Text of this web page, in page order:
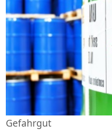
Gefahrgut